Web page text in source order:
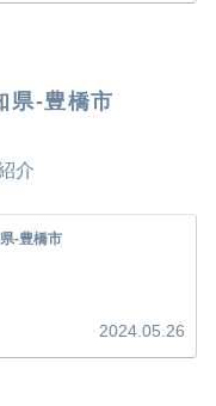
県-豊橋市
介
-豊橋市
2024.05.26